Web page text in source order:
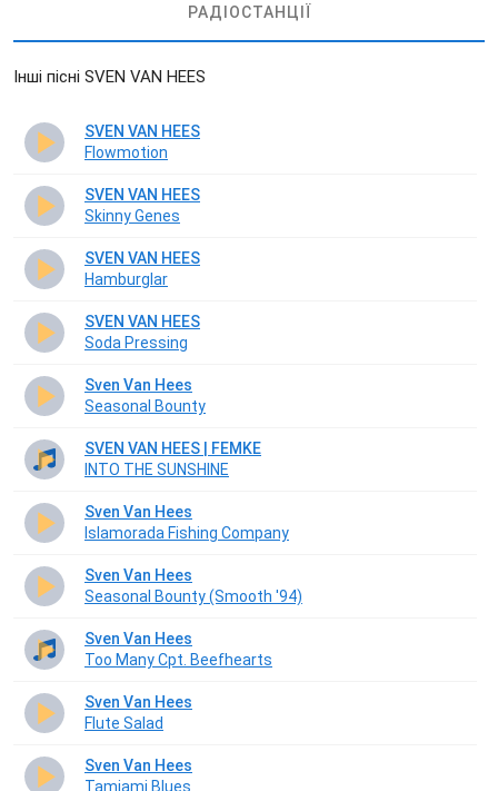
РАДІОСТАНЦІЇ
Інші пісні SVEN VAN HEES
SVEN VAN HEES
Flowmotion
SVEN VAN HEES
Skinny Genes
SVEN VAN HEES
Hamburglar
SVEN VAN HEES
Soda Pressing
Sven Van Hees
Seasonal Bounty
SVEN VAN HEES | FEMKE
INTO THE SUNSHINE
Sven Van Hees
Islamorada Fishing Company
Sven Van Hees
Seasonal Bounty (Smooth '94)
Sven Van Hees
Too Many Cpt. Beefhearts
Sven Van Hees
Flute Salad
Sven Van Hees
Tamiami Blues